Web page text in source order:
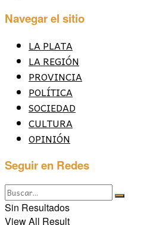
Navegar el sitio
LA PLATA
LA REGIÓN
PROVINCIA
POLÍTICA
SOCIEDAD
CULTURA
OPINIÓN
Seguir en Redes
Sin Resultados
View All Result